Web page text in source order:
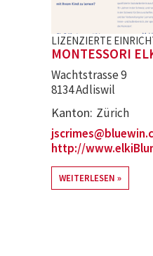
LIZENZIERTE
MONTESSORI
Wachtstrasse 9
8134 Adliswil
Kanton Zürich
http://
WEITERLESEN